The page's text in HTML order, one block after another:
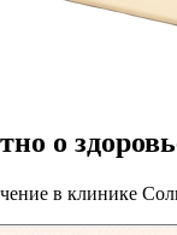
о
в клинике